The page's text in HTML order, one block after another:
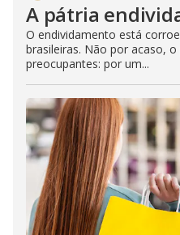
A pátria
O endividamento está
brasileiras. Não por acaso,
preocupantes: por um...